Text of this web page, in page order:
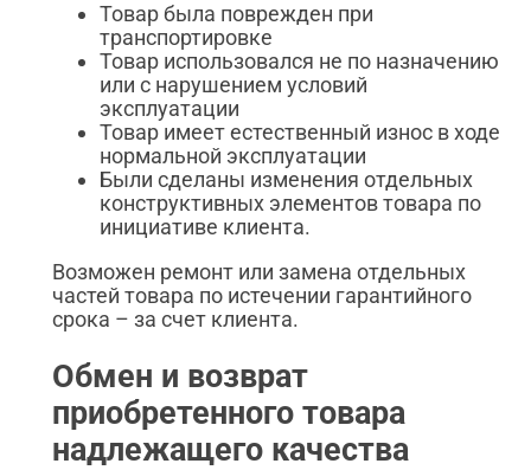
Товар была поврежден при
транспортировке
Товар использовался не по назначению
или с нарушением условий
эксплуатации
Товар имеет естественный износ в ходе
нормальной эксплуатации
Были сделаны изменения отдельных
конструктивных элементов товара по
инициативе клиента.
Возможен ремонт или замена отдельных
частей товара по истечении гарантийного
срока – за счет клиента.
Обмен и возврат
приобретенного товара
надлежащего качества